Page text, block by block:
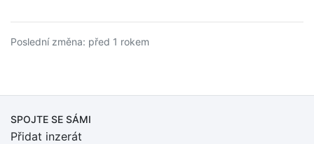
Poslední změna: před 1 rokem
SPOJTE SE SÁMI
Přidat inzerát